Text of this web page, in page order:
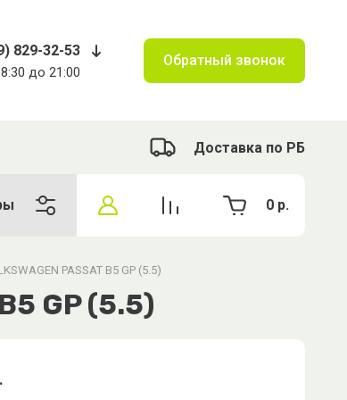
829-32-53
до 21:00
Обратный звонок
Доставка по РБ
0 р.
PASSAT B5 GP (5.5)
GP (5.5)